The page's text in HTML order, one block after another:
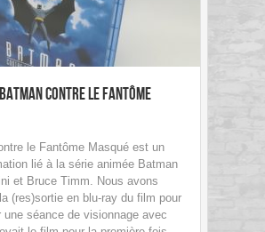
contre Le Fantôme
le Fantôme Masqué est un
lié à la série animée Batman
et Bruce Timm. Nous avons
(res)sortie en blu-ray du film pour
une séance de visionnage avec